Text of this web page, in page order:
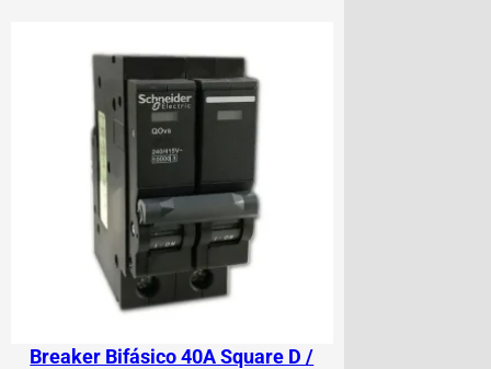
Breaker Bifásico 40A Square D /